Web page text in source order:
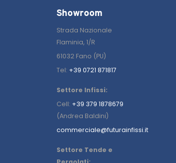
Showroom
Strada Nazionale
Flaminia, 1/R
61032 Fano (PU)
Tel: +39 0721 871817
Settore Infissi:
Cell: +39 379 1878679
(Andrea Baldini)
commerciale@futurainfissi.it
Settore Tende e